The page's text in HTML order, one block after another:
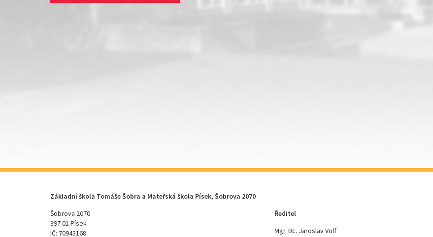
Základní škola Tomáše Šobra a Mateřská škola Písek, Šobrova 2070
Šobrova 2070
397 01 Písek
IČ: 70943168
Ředitel
Mgr. Bc. Jaroslav Volf